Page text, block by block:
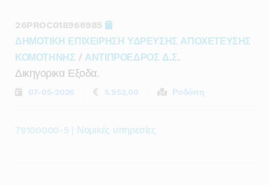
26PROC018966985
ΔΗΜΟΤΙΚΗ ΕΠΙΧΕΙΡΗΣΗ ΥΔΡΕΥΣΗΣ ΑΠΟΧΕΤΕΥΣΗΣ
ΚΟΜΟΤΗΝΗΣ / ΑΝΤΙΠΡΟΕΔΡΟΣ Δ.Σ.
Δικηγορικα Εξοδα.
07-05-2026 5.952,00 Ροδόπη
79100000-5 | Νομικές υπηρεσίες